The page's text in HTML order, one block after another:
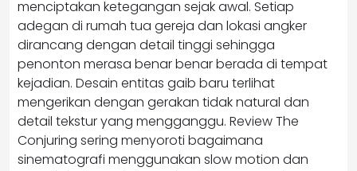
menciptakan ketegangan sejak awal. Setiap
adegan di rumah tua gereja dan lokasi angker
dirancang dengan detail tinggi sehingga
penonton merasa benar benar berada di tempat
kejadian. Desain entitas gaib baru terlihat
mengerikan dengan gerakan tidak natural dan
detail tekstur yang mengganggu. Review The
Conjuring sering menyoroti bagaimana
sinematografi menggunakan slow motion dan